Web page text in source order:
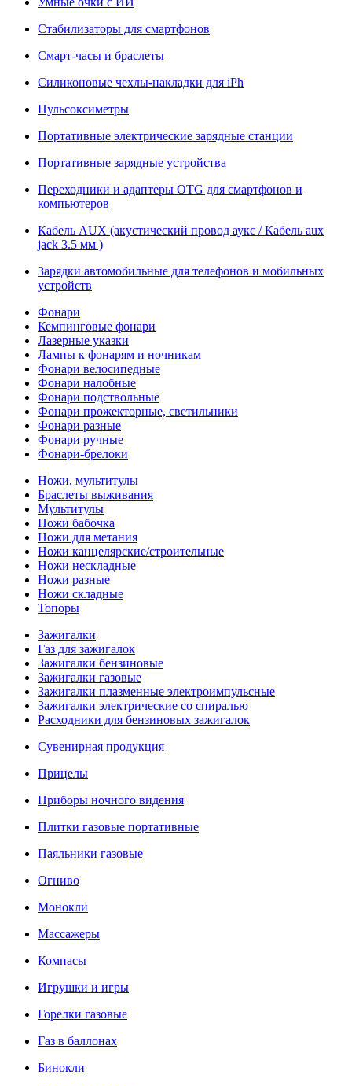
Стабилизаторы для смартфонов
Смарт-часы и браслеты
Силиконовые чехлы-накладки для iPh
Пульсоксиметры
Портативные электрические зарядные станции
Портативные зарядные устройства
Переходники и адаптеры OTG для смартфонов и
компьютеров
Кабель AUX (акустический провод аукс / Кабель aux
jack 3.5 мм )
Зарядки автомобильные для телефонов и мобильных
устройств
Фонари
Кемпинговые фонари
Лазерные указки
Лампы к фонарям и ночникам
Фонари велосипедные
Фонари налобные
Фонари подствольные
Фонари прожекторные, светильники
Фонари разные
Фонари ручные
Фонари-брелоки
Ножи, мультитулы
Браслеты выживания
Мультитулы
Ножи бабочка
Ножи для метания
Ножи канцелярские/строительные
Ножи нескладные
Ножи разные
Ножи складные
Топоры
Зажигалки
Газ для зажигалок
Зажигалки бензиновые
Зажигалки газовые
Зажигалки плазменные электроимпульсные
Зажигалки электрические со спиралью
Расходники для бензиновых зажигалок
Сувенирная продукция
Прицелы
Приборы ночного видения
Плитки газовые портативные
Паяльники газовые
Огниво
Монокли
Массажеры
Компасы
Игрушки и игры
Горелки газовые
Газ в баллонах
Бинокли